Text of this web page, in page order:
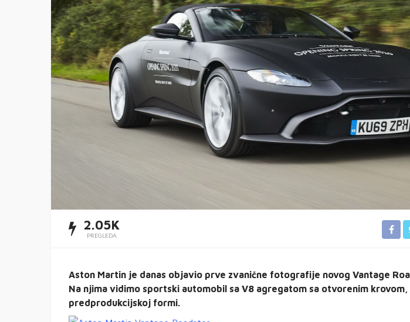
2.05K
PREGLEDA
Aston Martin je danas objavio prve zvanične fotografije novog Vantage
Na njima vidimo sportski automobil sa V8 agregatom sa otvorenim krovom,
predprodukcijskoj formi.